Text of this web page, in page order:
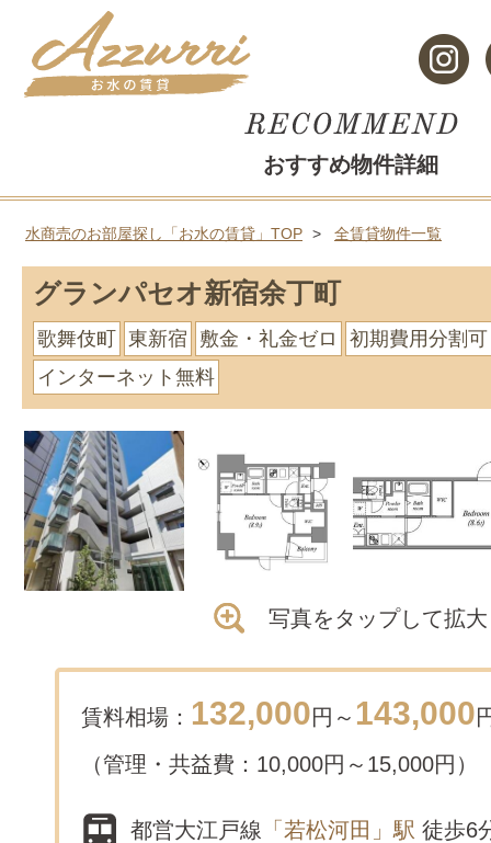
おすすめ物件詳細
水商売のお部屋探し「お水の賃貸」TOP 全賃貸物件一覧
グランパセオ新宿余丁町
歌舞伎町 東新宿 敷金・礼金ゼロ
初期費用分割可
インターネット無料
写真をタップして拡大
賃料相場： 132,000円～ 143,000
（管理・共益費：10,000円～15,000円）
都営大江戸線 「若松河田」駅 徒歩6